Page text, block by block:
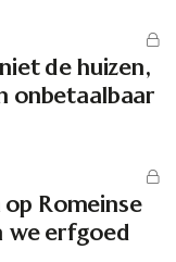
de huizen,
onbetaalbaar
Romeinse
we erfgoed